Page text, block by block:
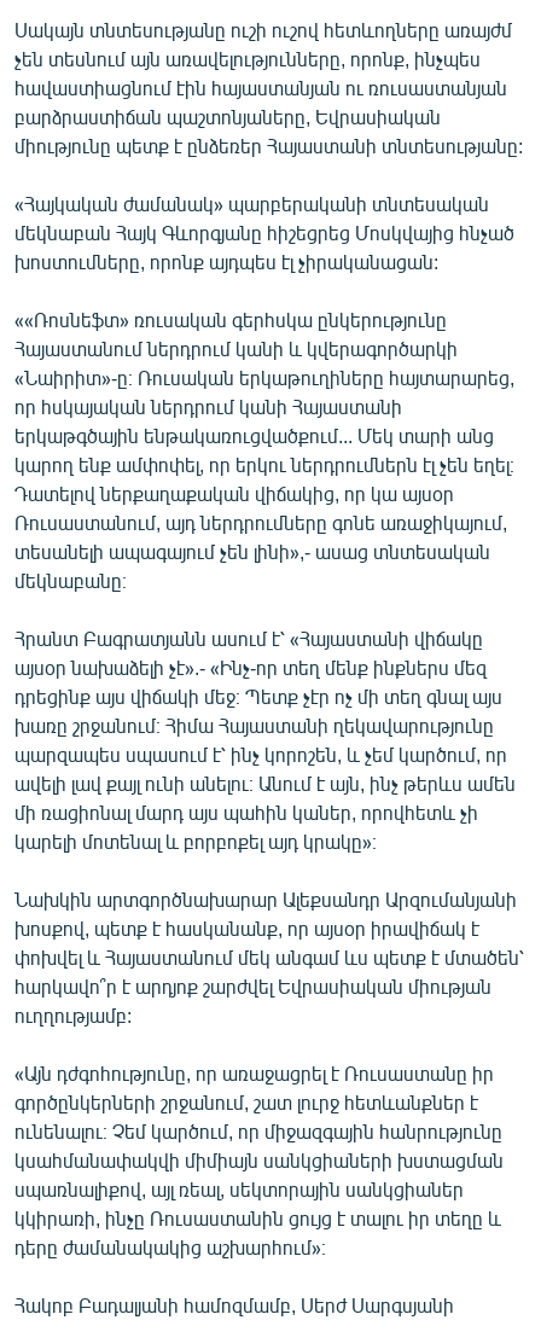
Սակայն տնտեսությանը ուշի ուշով հետևողները առայժմ
չեն տեսնում այն առավելությունները, որոնք, ինչպես
հավաստիացնում էին հայաստանյան ու ռուսաստանյան
բարձրաստիճան պաշտոնյաները, Եվրասիական
միությունը պետք է ընձեռեր Հայաստանի տնտեսությանը:
«Հայկական ժամանակ» պարբերականի տնտեսական
մեկնաբան Հայկ Գևորգյանը հիշեցրեց Մոսկվայից հնչած
խոստումները, որոնք այդպես էլ չիրականացան:
««Ռոսնեֆտ» ռուսական գերհսկա ընկերությունը
Հայաստանում ներդրում կանի և կվերագործարկի
«Նաիրիտ»-ը։ Ռուսական երկաթուղիները հայտարարեց,
որ հսկայական ներդրում կանի Հայաստանի
երկաթգծային ենթակառուցվածքում... Մեկ տարի անց
կարող ենք ամփոփել, որ երկու ներդրումներն էլ չեն եղել։
Դատելով ներքաղաքական վիճակից, որ կա այսօր
Ռուսաստանում, այդ ներդրումները գոնե առաջիկայում,
տեսանելի ապագայում չեն լինի»,- ասաց տնտեսական
մեկնաբանը։
Հրանտ Բագրատյանն ասում է՝ «Հայաստանի վիճակը
այսօր նախաձելի չէ».- «Ինչ-որ տեղ մենք ինքներս մեզ
դրեցինք այս վիճակի մեջ։ Պետք չէր ոչ մի տեղ գնալ այս
խառը շրջանում։ Հիմա Հայաստանի ղեկավարությունը
պարզապես սպասում է՝ ինչ կորոշեն, և չեմ կարծում, որ
ավելի լավ քայլ ունի անելու։ Անում է այն, ինչ թերևս ամեն
մի ռացիոնալ մարդ այս պահին կաներ, որովհետև չի
կարելի մոտենալ և բորբոքել այդ կրակը»։
Նախկին արտգործնախարար Ալեքսանդր Արզումանյանի
խոսքով, պետք է հասկանանք, որ այսօր իրավիճակ է
փոխվել և Հայաստանում մեկ անգամ ևս պետք է մտածեն՝
հարկավո՞ր է արդյոք շարժվել Եվրասիական միության
ուղղությամբ:
«Այն դժգոհությունը, որ առաջացրել է Ռուսաստանը իր
գործընկերների շրջանում, շատ լուրջ հետևանքներ է
ունենալու։ Չեմ կարծում, որ միջազգային հանրությունը
կսահմանափակվի միմիայն սանկցիաների խստացման
սպառնալիքով, այլ ռեալ, սեկտորային սանկցիաներ
կկիրառի, ինչը Ռուսաստանին ցույց է տալու իր տեղը և
դերը ժամանակակից աշխարհում»։
Հակոբ Բադալյանի համոզմամբ, Սերժ Սարգսյանի